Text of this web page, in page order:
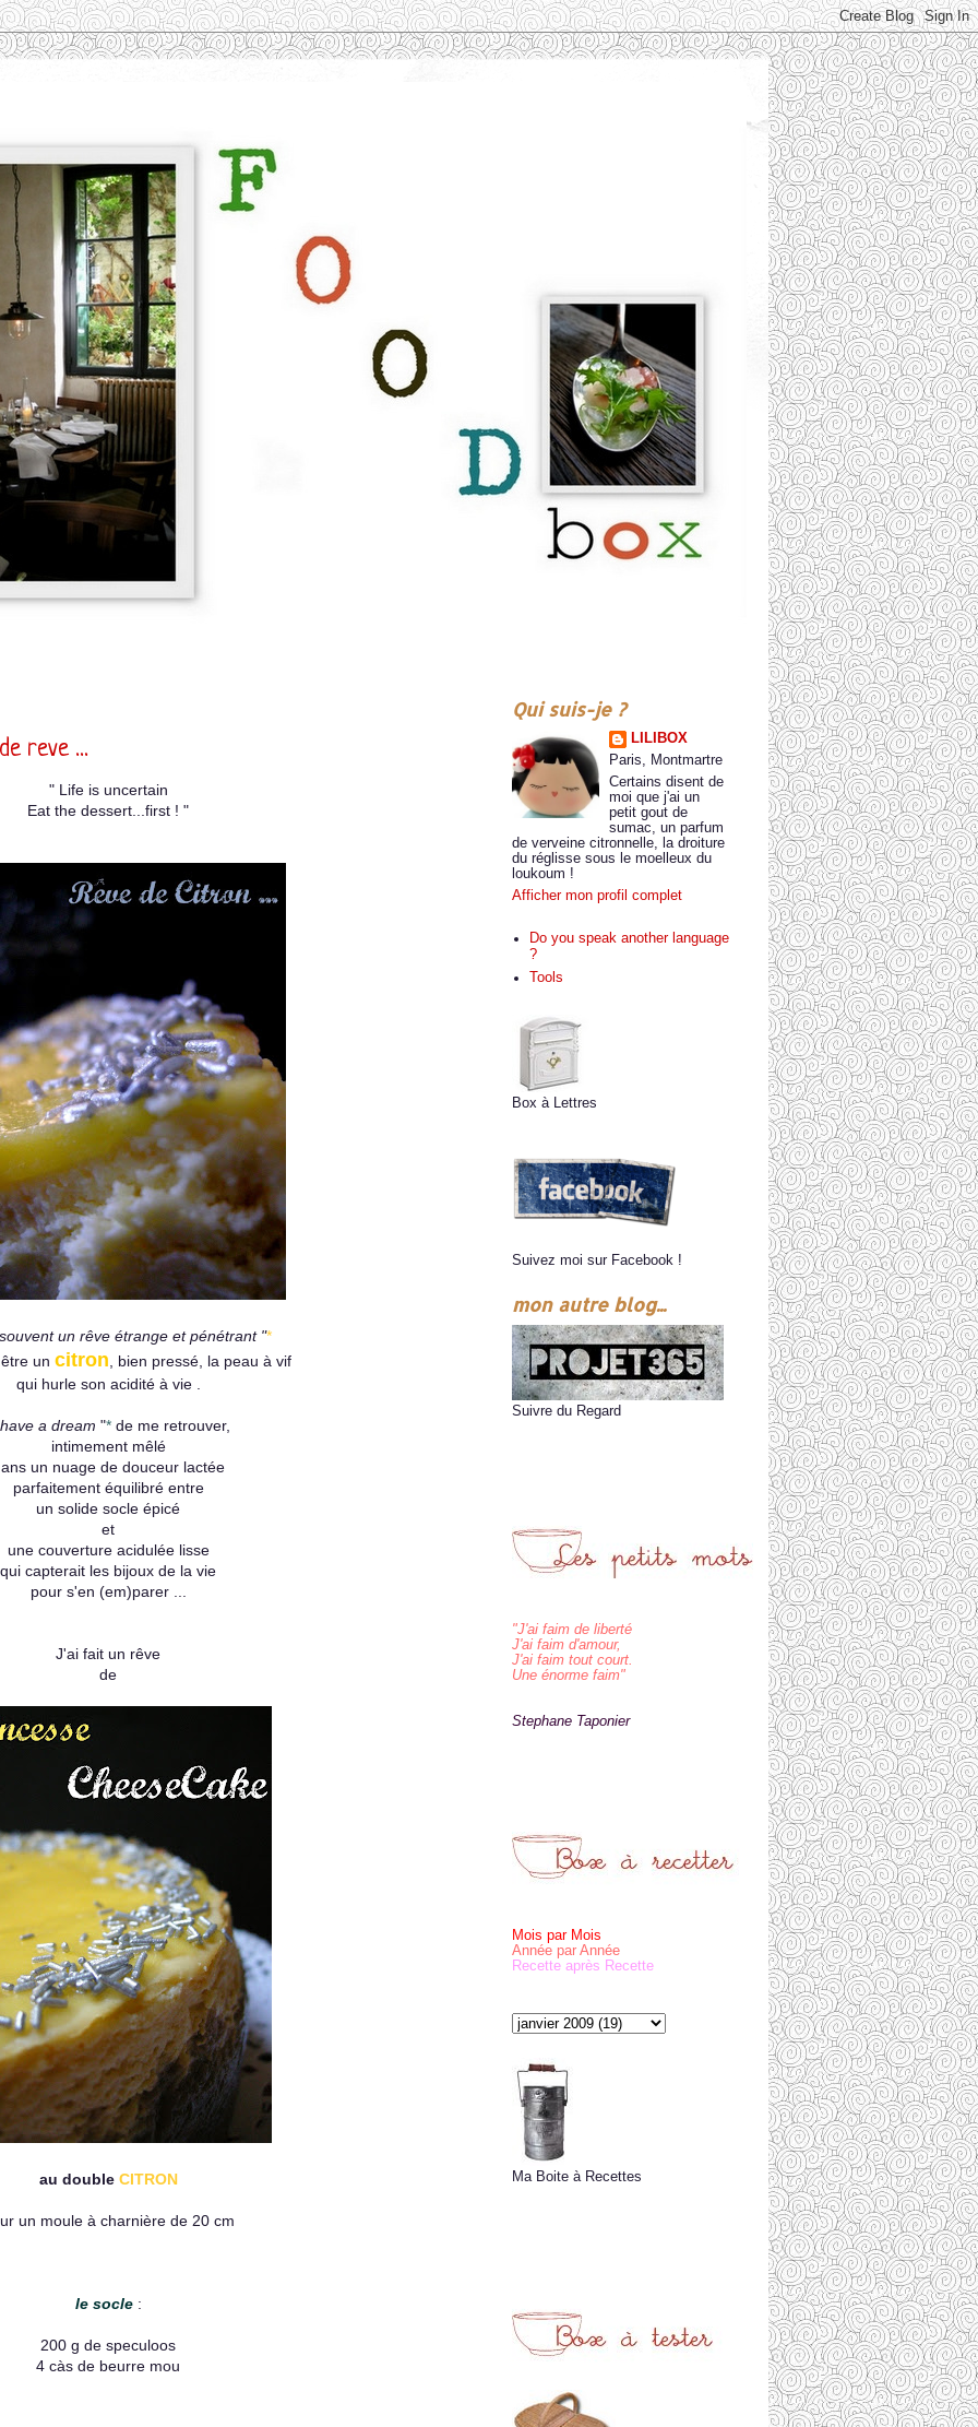
reve ...
" Life is uncertain
Eat the dessert...first ! "
un rêve étrange et pénétrant "*
un citron , bien pressé, la peau à vif
qui hurle son acidité à vie .
a dream "* de me retrouver,
intimement mêlé
un nuage de douceur lactée
parfaitement équilibré entre
un solide socle épicé
et
une couverture acidulée lisse
qui capterait les bijoux de la vie
pour s'en (em)parer ...
J'ai fait un rêve
de
au double CITRON
un moule à charnière de 20 cm
le socle:
200 g de speculoos
4 càs de beurre mou
Qui suis-je ?
LILIBOX
Paris, Montmartre
Certains disent de
moi que j'ai un
petit gout de
sumac, un parfum
de verveine citronnelle, la droiture
du réglisse sous le moelleux du
loukoum !
Afficher mon profil complet
Do you speak another language
?
Tools
Box à Lettres
Suivez moi sur Facebook !
mon autre blog...
Suivre du Regard
"J'ai faim de liberté
J'ai faim d'amour,
J'ai faim tout court.
Une énorme faim"
Stephane Taponier
Mois par Mois
Année par Année
Recette après Recette
Ma Boite à Recettes